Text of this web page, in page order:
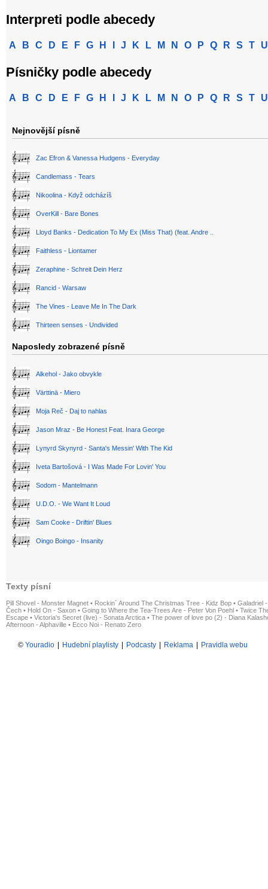
Interpreti podle abecedy
A B C D E F G H J K L M N O P Q R S T U
Písničky podle abecedy
A B C D E F G H J K L M N O P Q R S T U
Nejnovější písně
Zac Efron & Vanessa Hudgens - Everyday
Candlemass - Tears
Nikoolina - Když odcházíš
OverKill - Bare Bones
Lloyd Banks - Dedication To My Ex (Miss That) (feat. Andre ..
Faithless - Liontamer
Zeraphine - Schreit Dein Herz
Rancid - Warsaw
The Vines - Leave Me In The Dark
Thirteen senses - Undivided
Naposledy zobrazené písně
Alkehol - Jako obvykle
Värttinä - Miero
Moja Reč - Daj to nahlas
Jason Mraz - Be Honest Feat. Inara George
Lynyrd Skynyrd - Santa's Messin' With The Kid
Iveta Bartošová - I Was Made For Lovin' You
Sodom - Mantelmann
U.D.O. - We Want It Loud
Sam Cooke - Driftin' Blues
Oingo Boingo - Insanity
Texty písní
Pill Shovel - Monster Magnet • Rockin´ Around The Christmas Tree - Kidz Bop • Galadriel
Čech • Hold On - Saxon • Going to Where the Tea-Trees Are - Peter Von Poehl • Twice
Escape • Victoria's Secret (live) - Sonata Arctica • The power of love po (2) - Diana
Afternoon - Alphaville • Ecco Noi - Renato Zero
© Youradio Hudební playlisty Podcasty Reklama Pravidla webu